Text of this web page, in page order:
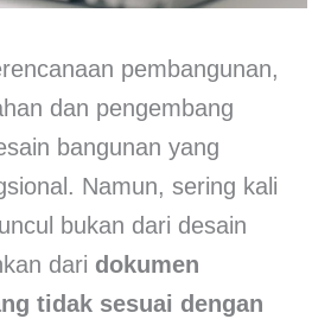
pembangunan,
dan pengembang
bangunan yang
Namun, sering kali
bukan dari desain
dari dokumen
tidak sesuai dengan